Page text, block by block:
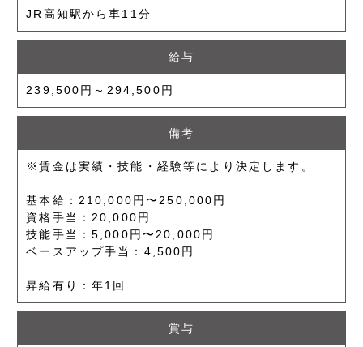
JR高知駅から車11分
給与
239,500円～294,500円
備考
※賃金は実績・技能・経験等により決定します。
基本給：210,000円〜250,000円
資格手当：20,000円
技能手当：5,000円〜20,000円
ベースアップ手当：4,500円
昇給有り：年1回
賞与